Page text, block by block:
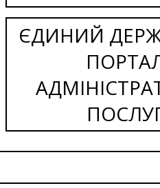
ЄДИНИЙ